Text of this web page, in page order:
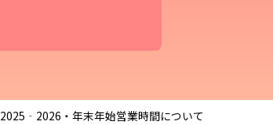
2025‐2026・年末年始営業時間について